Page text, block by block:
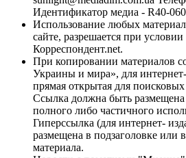
Идентификатор медиа - R40-
Использование любых
сайте, разрешается при
Корреспондент.net.
При копировании материалов
Украины и мира», для
прямая открытая для
Ссылка должна быть размещена
полного либо частичного
Гиперссылка (для интернет-
размещена в подзаголовке или
материала.